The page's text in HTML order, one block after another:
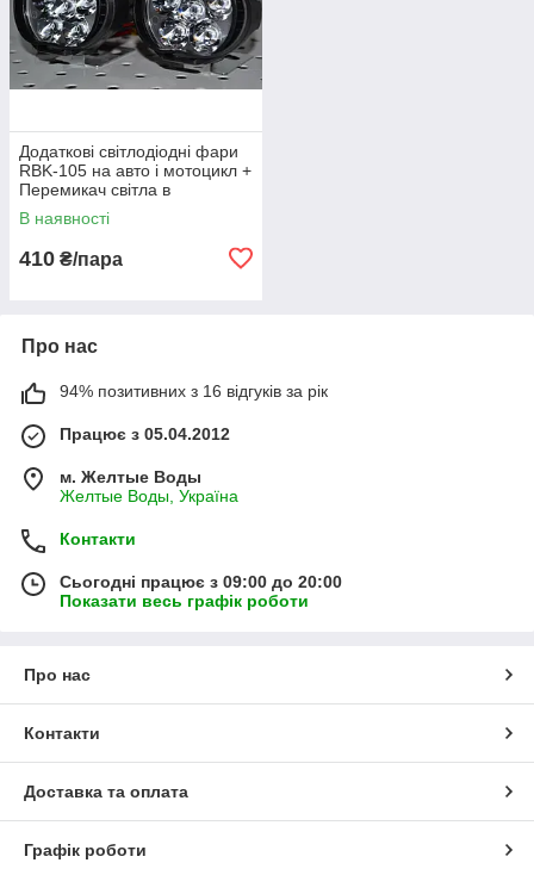
Додаткові світлодіодні фари
RBK-105 на авто і мотоцикл +
Перемикач світла в
подарунок!
В наявності
410 ₴/пара
Про нас
94% позитивних з 16 відгуків за рік
Працює з 05.04.2012
м. Желтые Воды
Желтые Воды, Україна
Контакти
Сьогодні працює з 09:00 до 20:00
Показати весь графік роботи
Про нас
Контакти
Доставка та оплата
Графік роботи